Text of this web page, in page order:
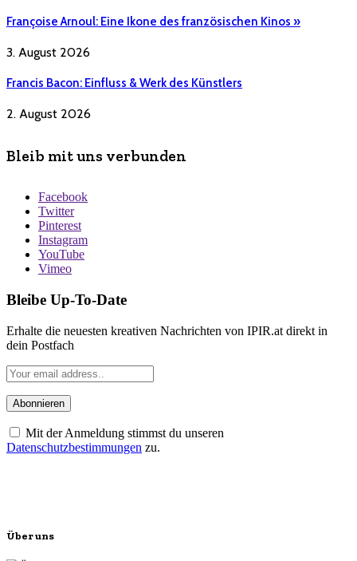
Françoise Arnoul: Eine Ikone des französischen Kinos »
3. August 2026
Francis Bacon: Einfluss & Werk des Künstlers
2. August 2026
Bleib mit uns verbunden
Facebook
Twitter
Pinterest
Instagram
YouTube
Vimeo
Bleibe Up-To-Date
Erhalte die neuesten kreativen Nachrichten von IPIR.at direkt in
dein Postfach
Mit der Anmeldung stimmst du unseren
Datenschutzbestimmungen zu.
Über uns